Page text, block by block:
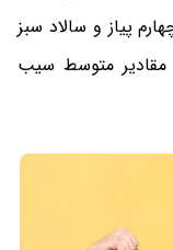
پیاز و سالاد سبز
مقادیر متوسط سیب